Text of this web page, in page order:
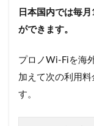
日本国内では毎
ができます。
プロノWi-Fiを海
加えて次の利用
す。